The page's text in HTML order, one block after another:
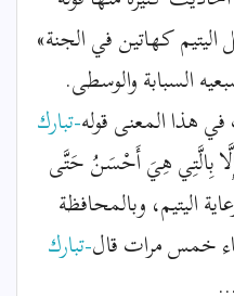
اليتيم كهاتين في الجنة»
السبابة والوسطى.
في هذا المعنى قوله-تبارك
إِلَّا بِالَّتِي هِيَ أَحْسَنُ حَتَّى
اليتيم، وبالمحافظة
خمس مرات قال-تبارك